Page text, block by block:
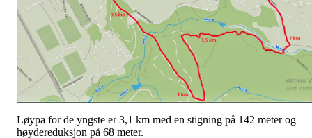
Løypa for de yngste er 3,1 km med en stigning på 142 meter og
høydereduksjon på 68 meter.